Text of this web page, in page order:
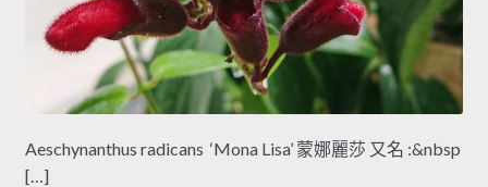
Aeschynanthus radicans ‘Mona Lisa’ 蒙娜麗莎 又名 :&nbsp
[…]